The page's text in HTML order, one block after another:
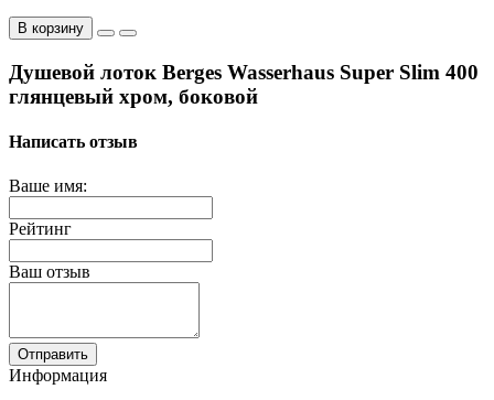
В корзину
Душевой лоток Berges Wasserhaus Super Slim 400
глянцевый хром, боковой
Написать отзыв
Ваше имя:
Рейтинг
Ваш отзыв
Отправить
Информация